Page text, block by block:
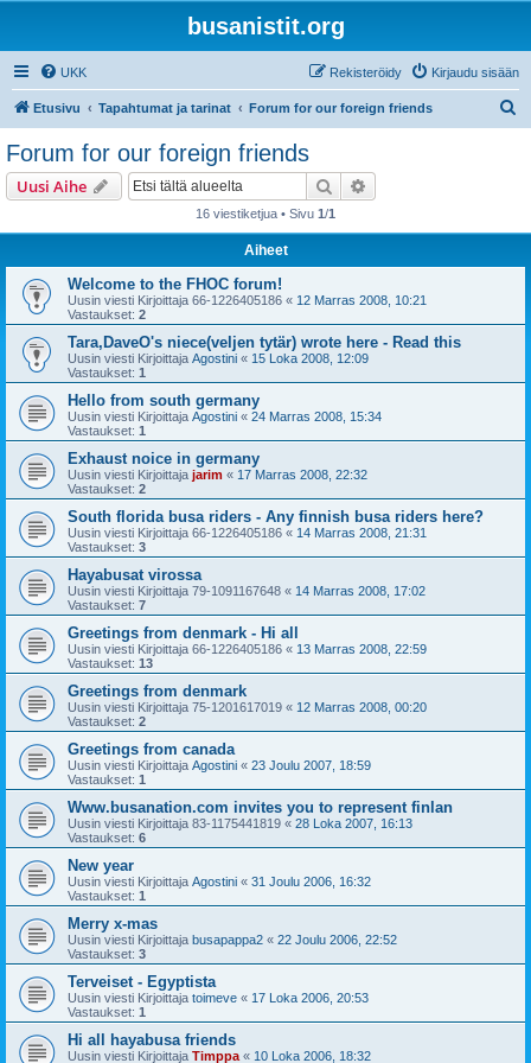
busanistit.org
UKK Kirjaudu sisään
Rekisteröidy
Etusivu Tapahtumat ja tarinat Forum for our foreign friends
Forum for our foreign friends
Uusi Aihe Etsi
16 viestiketjua • Sivu 1/1
Aiheet
Welcome to the FHOC forum!
Uusin viesti Kirjoittaja 66-1226405186 « 12 Marras 2008, 10:21
Vastaukset: 2
Tara,DaveO's niece(veljen tytär) wrote here - Read this
Uusin viesti Kirjoittaja Agostini « 15 Loka 2008, 12:09
Vastaukset: 1
Hello from south germany
Uusin viesti Kirjoittaja Agostini « 24 Marras 2008, 15:34
Vastaukset: 1
Exhaust noice in germany
Uusin viesti Kirjoittaja jarim « 17 Marras 2008, 22:32
Vastaukset: 2
South florida busa riders - Any finnish busa riders here?
Uusin viesti Kirjoittaja 66-1226405186 « 14 Marras 2008, 21:31
Vastaukset: 3
Hayabusat virossa
Uusin viesti Kirjoittaja 79-1091167648 « 14 Marras 2008, 17:02
Vastaukset: 7
Greetings from denmark - Hi all
Uusin viesti Kirjoittaja 66-1226405186 « 13 Marras 2008, 22:59
Vastaukset: 13
Greetings from denmark
Uusin viesti Kirjoittaja 75-1201617019 « 12 Marras 2008, 00:20
Vastaukset: 2
Greetings from canada
Uusin viesti Kirjoittaja Agostini « 23 Joulu 2007, 18:59
Vastaukset: 1
Www.busanation.com invites you to represent finlan
Uusin viesti Kirjoittaja 83-1175441819 « 28 Loka 2007, 16:13
Vastaukset: 6
New year
Uusin viesti Kirjoittaja Agostini « 31 Joulu 2006, 16:32
Vastaukset: 1
Merry x-mas
Uusin viesti Kirjoittaja busapappa2 « 22 Joulu 2006, 22:52
Vastaukset: 3
Terveiset - Egyptista
Uusin viesti Kirjoittaja toimeve « 17 Loka 2006, 20:53
Vastaukset: 1
Hi all hayabusa friends
Uusin viesti Kirjoittaja Timppa « 10 Loka 2006, 18:32